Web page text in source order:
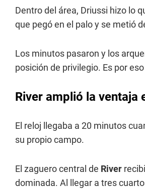
Dentro del área, Driussi hizo lo
que pegó en el palo y se metió
Los minutos pasaron y los
posición de privilegio. Es por
River amplió la ventaja
El reloj llegaba a 20 minutos
su propio campo.
El zaguero central de River
dominada. Al llegar a tres